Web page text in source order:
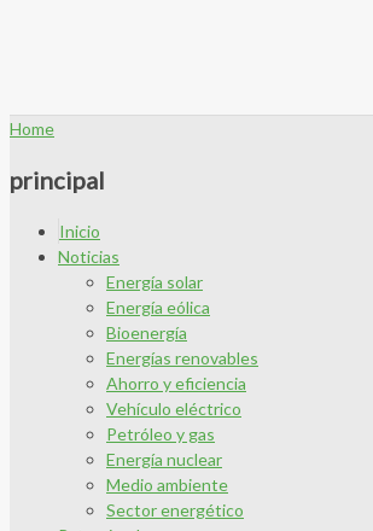
Home
principal
Inicio
Noticias
Energía solar
Energía eólica
Bioenergía
Energías renovables
Ahorro y eficiencia
Vehículo eléctrico
Petróleo y gas
Energía nuclear
Medio ambiente
Sector energético